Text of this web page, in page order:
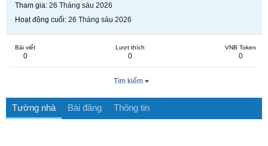
Tham gia 26 Tháng sáu 2026
Hoạt động cuối 26 Tháng sáu 2026
Bài viết
0
Lượt thích
0
VNB Token
0
Tìm kiếm
Tường nhà Bài đăng Thông tin